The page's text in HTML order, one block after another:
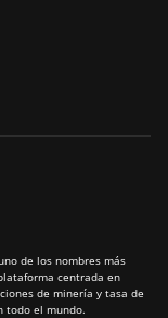
de los nombres más
centrada en
de minería y tasa de
todo el mundo.